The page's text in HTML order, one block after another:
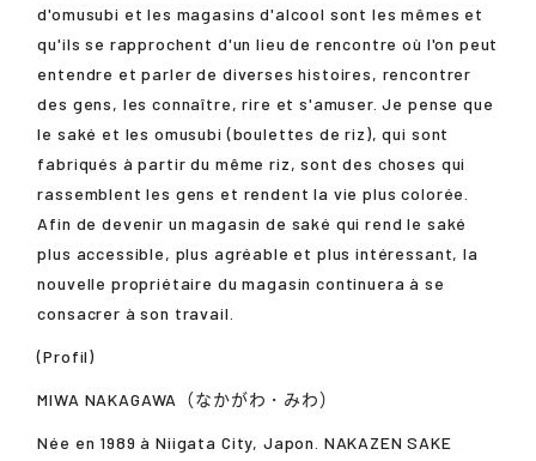
d'omusubi et les magasins d'alcool sont les mêmes et
qu'ils se rapprochent d'un lieu de rencontre où l'on peut
entendre et parler de diverses histoires, rencontrer
des gens, les connaître, rire et s'amuser. Je pense que
le saké et les omusubi (boulettes de riz), qui sont
fabriqués à partir du même riz, sont des choses qui
rassemblent les gens et rendent la vie plus colorée.
Afin de devenir un magasin de saké qui rend le saké
plus accessible, plus agréable et plus intéressant, la
nouvelle propriétaire du magasin continuera à se
consacrer à son travail.
(Profil)
MIWA NAKAGAWA（なかがわ・みわ）
Née en 1989 à Niigata City, Japon. NAKAZEN SAKE